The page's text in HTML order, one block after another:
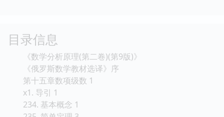
目录信息
《数学分析原理(第二卷)(第9版)》
《俄罗斯数学教材选译》序
第十五章数项级数 1
x1. 导引 1
234. 基本概念 1